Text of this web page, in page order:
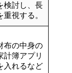
討し、 長
重視する。
布の中身の
計簿アプリ
入れるなど